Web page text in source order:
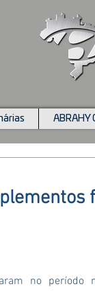
ABRAHY
no